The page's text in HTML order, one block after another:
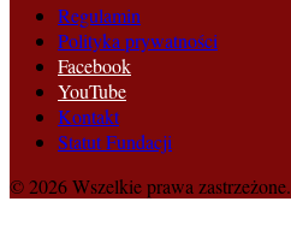
Regulamin
Polityka prywatności
Facebook
YouTube
Kontakt
Statut Fundacji
© 2026 Wszelkie prawa zastrzeżone.